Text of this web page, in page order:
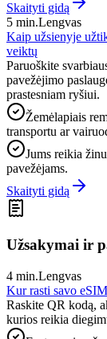
Skaityti gidą
5 min.Lengvas
Kaip užsienyje
veiktų
Paruoškite
pavežėjimo
prastesniam ryšiui.
Žemėlapiais
transportu ar
Jums reikia
pavežėjams.
Skaityti gidą
Užsakymai ir
4 min.Lengvas
Kur rasti savo
Raskite QR kodą,
kurios reikia